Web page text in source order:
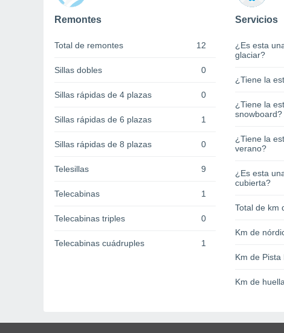
Remontes
Total de remontes 12
Sillas dobles 0
Sillas rápidas de 4 plazas 0
Sillas rápidas de 6 plazas 1
Sillas rápidas de 8 plazas 0
Telesillas 9
Telecabinas 1
Telecabinas triples 0
Telecabinas cuádruples 1
Servicios
¿Es esta
glaciar?
¿Tiene la
¿Tiene la
snowboard?
¿Tiene la
verano?
¿Es esta
cubierta?
Total de km
Km de
Km de Pista
Km de